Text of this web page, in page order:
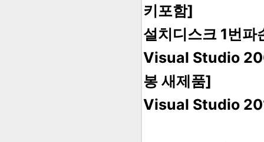
키포함]
설치디스크 1번파
Visual Studio
봉 새제품]
Visual Studio